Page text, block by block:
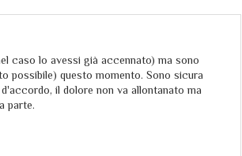
caso lo avessi già accennato) ma sono
possibile) questo momento. Sono sicura
il dolore non va allontanato ma
parte.